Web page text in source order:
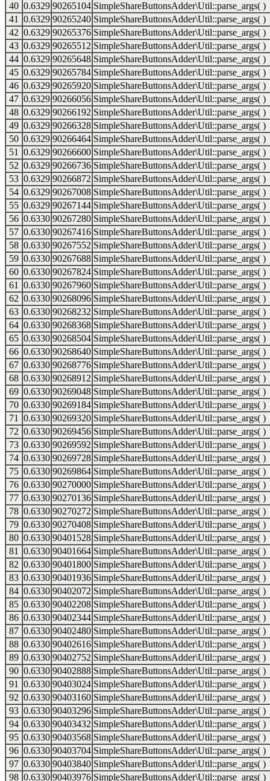
40 0.6329 90265104 SimpleShareButtonsAdder\Util::parse_args( )
41
0.6329 90265240 SimpleShareButtonsAdder\Util::parse_args( )
42 0.6329 90265376 SimpleShareButtonsAdder\Util::parse_args( )
43 0.6329 90265512 SimpleShareButtonsAdder\Util::parse_args( )
44 0.6329 90265648 SimpleShareButtonsAdder\Util::parse_args( )
45 0.6329 90265784 SimpleShareButtonsAdder\Util::parse_args( )
46 0.6329 90265920 SimpleShareButtonsAdder\Util::parse_args( )
47 0.6329 90266056 SimpleShareButtonsAdder\Util::parse_args( )
48 0.6329 90266192 SimpleShareButtonsAdder\Util::parse_args( )
49 0.6329 90266328 SimpleShareButtonsAdder\Util::parse_args( )
50 0.6329 90266464 SimpleShareButtonsAdder\Util::parse_args( )
51
0.6329 90266600 SimpleShareButtonsAdder\Util::parse_args( )
52 0.6329 90266736 SimpleShareButtonsAdder\Util::parse_args( )
53 0.6329 90266872 SimpleShareButtonsAdder\Util::parse_args( )
54 0.6329 90267008 SimpleShareButtonsAdder\Util::parse_args( )
55 0.6329 90267144 SimpleShareButtonsAdder\Util::parse_args( )
56 0.6330 90267280 SimpleShareButtonsAdder\Util::parse_args( )
57 0.6330 90267416 SimpleShareButtonsAdder\Util::parse_args( )
58 0.6330 90267552 SimpleShareButtonsAdder\Util::parse_args( )
59 0.6330 90267688 SimpleShareButtonsAdder\Util::parse_args( )
60 0.6330 90267824 SimpleShareButtonsAdder\Util::parse_args( )
61
0.6330 90267960 SimpleShareButtonsAdder\Util::parse_args( )
62 0.6330 90268096 SimpleShareButtonsAdder\Util::parse_args( )
63 0.6330 90268232 SimpleShareButtonsAdder\Util::parse_args( )
64 0.6330 90268368 SimpleShareButtonsAdder\Util::parse_args( )
65 0.6330 90268504 SimpleShareButtonsAdder\Util::parse_args( )
66 0.6330 90268640 SimpleShareButtonsAdder\Util::parse_args( )
67 0.6330 90268776 SimpleShareButtonsAdder\Util::parse_args( )
68 0.6330 90268912 SimpleShareButtonsAdder\Util::parse_args( )
69 0.6330 90269048 SimpleShareButtonsAdder\Util::parse_args( )
70 0.6330 90269184 SimpleShareButtonsAdder\Util::parse_args( )
71
0.6330 90269320 SimpleShareButtonsAdder\Util::parse_args( )
72 0.6330 90269456 SimpleShareButtonsAdder\Util::parse_args( )
73 0.6330 90269592 SimpleShareButtonsAdder\Util::parse_args( )
74 0.6330 90269728 SimpleShareButtonsAdder\Util::parse_args( )
75 0.6330 90269864 SimpleShareButtonsAdder\Util::parse_args( )
76 0.6330 90270000 SimpleShareButtonsAdder\Util::parse_args( )
77 0.6330 90270136 SimpleShareButtonsAdder\Util::parse_args( )
78 0.6330 90270272 SimpleShareButtonsAdder\Util::parse_args( )
79 0.6330 90270408 SimpleShareButtonsAdder\Util::parse_args( )
80 0.6330 90401528 SimpleShareButtonsAdder\Util::parse_args( )
81
0.6330 90401664 SimpleShareButtonsAdder\Util::parse_args( )
82 0.6330 90401800 SimpleShareButtonsAdder\Util::parse_args( )
83 0.6330 90401936 SimpleShareButtonsAdder\Util::parse_args( )
84 0.6330 90402072 SimpleShareButtonsAdder\Util::parse_args( )
85 0.6330 90402208 SimpleShareButtonsAdder\Util::parse_args( )
86 0.6330 90402344 SimpleShareButtonsAdder\Util::parse_args( )
87 0.6330 90402480 SimpleShareButtonsAdder\Util::parse_args( )
88 0.6330 90402616 SimpleShareButtonsAdder\Util::parse_args( )
89 0.6330 90402752 SimpleShareButtonsAdder\Util::parse_args( )
90 0.6330 90402888 SimpleShareButtonsAdder\Util::parse_args( )
91
0.6330 90403024 SimpleShareButtonsAdder\Util::parse_args( )
92 0.6330 90403160 SimpleShareButtonsAdder\Util::parse_args( )
93 0.6330 90403296 SimpleShareButtonsAdder\Util::parse_args( )
94 0.6330 90403432 SimpleShareButtonsAdder\Util::parse_args( )
95 0.6330 90403568 SimpleShareButtonsAdder\Util::parse_args( )
96 0.6330 90403704 SimpleShareButtonsAdder\Util::parse_args( )
97 0.6330 90403840 SimpleShareButtonsAdder\Util::parse_args( )
98 0.6330 90403976 SimpleShareButtonsAdder\Util::parse_args( )